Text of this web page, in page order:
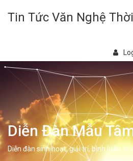
Tin Tức Văn Nghệ
Diễn Đàn Mẫu
Diễn đàn sinh hoạt, giải trí, bình luân,